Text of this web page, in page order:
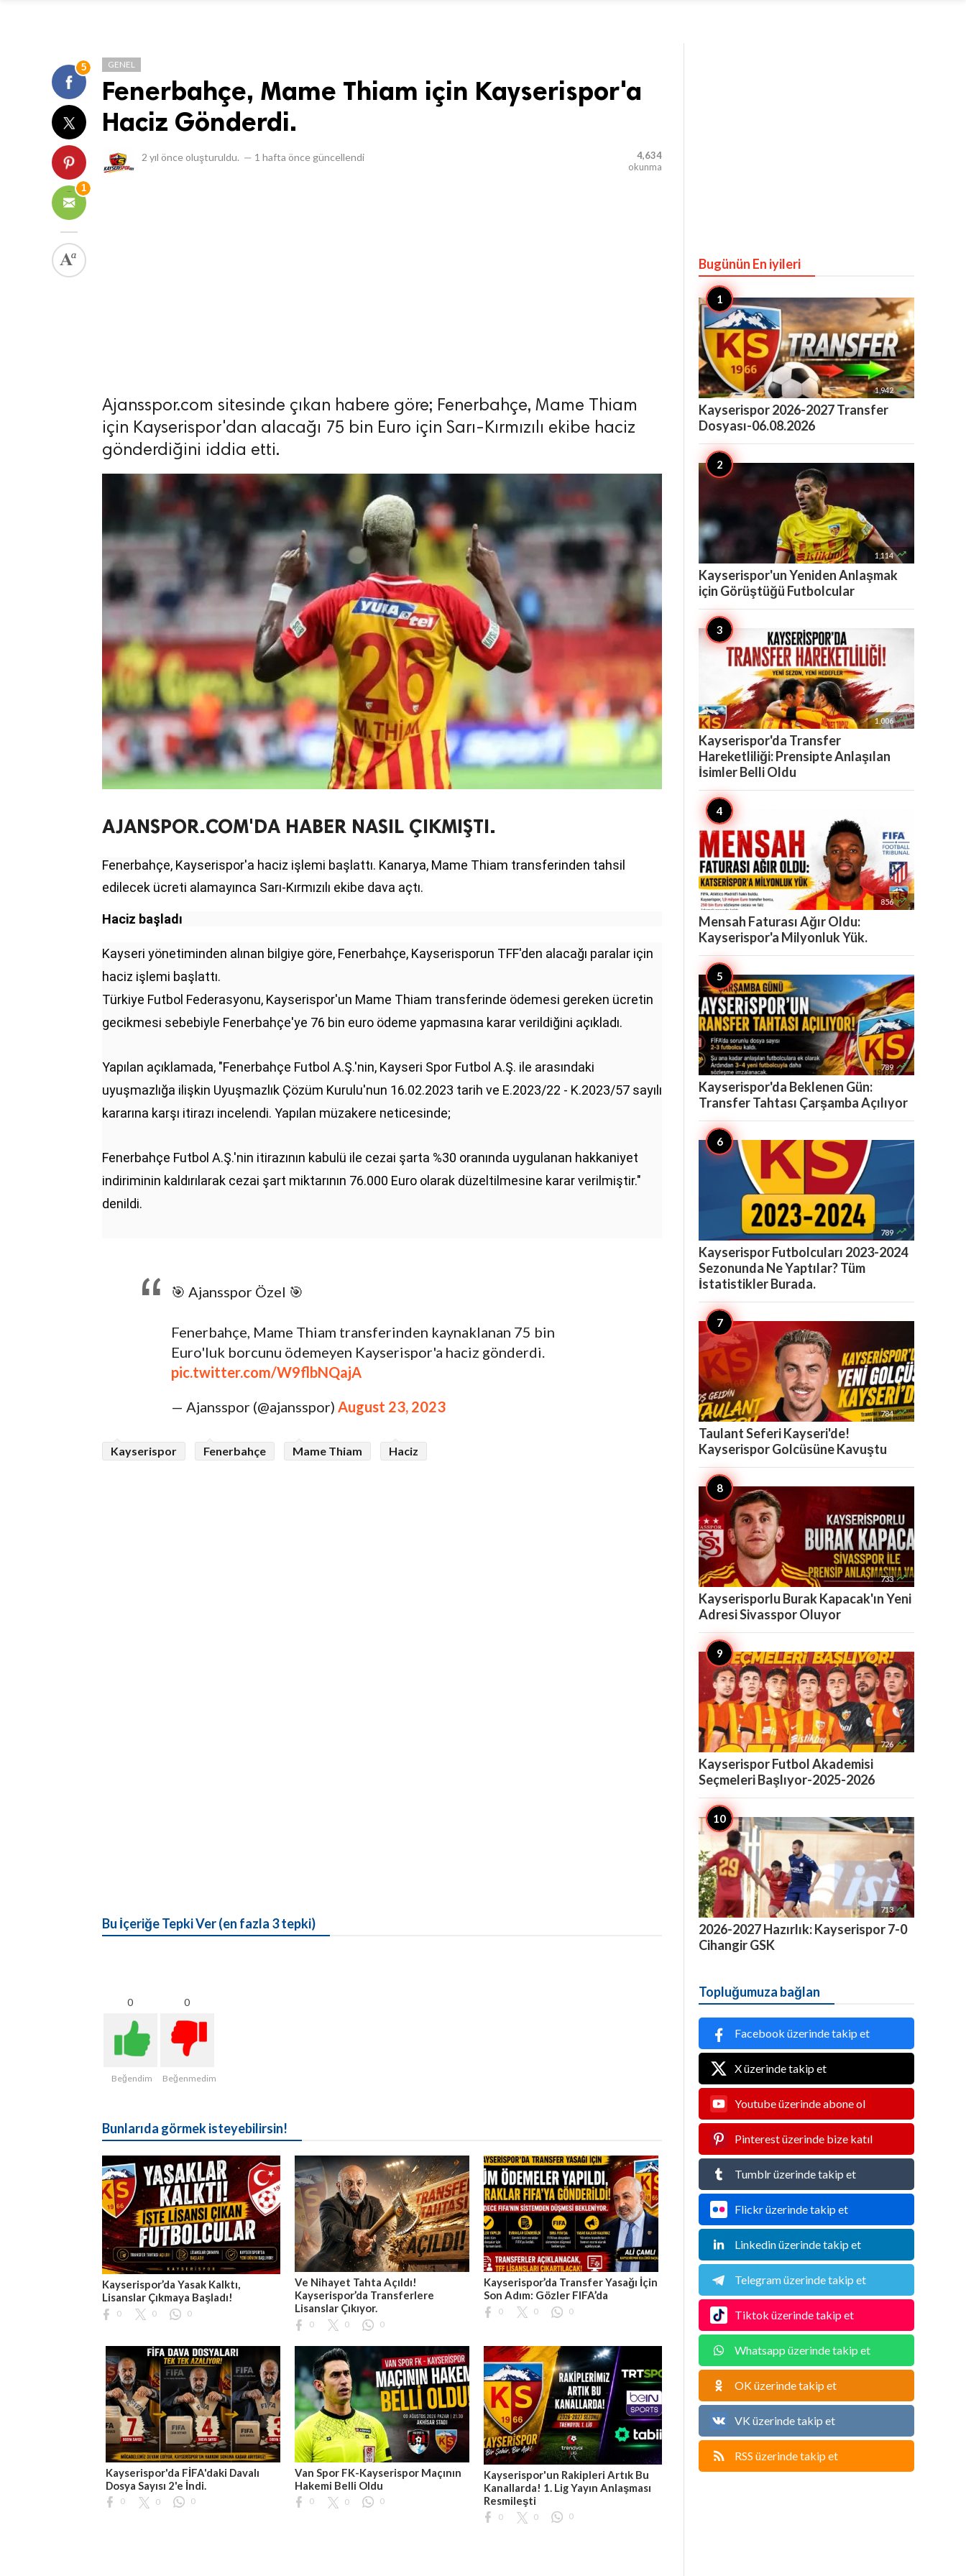
5
1
GENEL
Fenerbahçe, Mame Thiam için Kayserispor'a
Haciz Gönderdi.
2 yıl önce oluşturuldu. — 1 hafta önce güncellendi
4,634
okunma
Ajansspor.com sitesinde çıkan habere göre; Fenerbahçe, Mame Thiam
için Kayserispor'dan alacağı 75 bin Euro için Sarı-Kırmızılı ekibe haciz
gönderdiğini iddia etti.
AJANSPOR.COM'DA HABER NASIL ÇIKMIŞTI.
Fenerbahçe, Kayserispor'a haciz işlemi başlattı. Kanarya, Mame Thiam transferinden tahsil
edilecek ücreti alamayınca Sarı-Kırmızılı ekibe dava açtı.
Haciz başladı
Kayseri yönetiminden alınan bilgiye göre, Fenerbahçe, Kayserisporun TFF'den alacağı paralar için
haciz işlemi başlattı.
Türkiye Futbol Federasyonu, Kayserispor'un Mame Thiam transferinde ödemesi gereken ücretin
gecikmesi sebebiyle Fenerbahçe'ye 76 bin euro ödeme yapmasına karar verildiğini açıkladı.
Yapılan açıklamada, "Fenerbahçe Futbol A.Ş.'nin, Kayseri Spor Futbol A.Ş. ile arasındaki
uyuşmazlığa ilişkin Uyuşmazlık Çözüm Kurulu'nun 16.02.2023 tarih ve E.2023/22 - K.2023/57 sayılı
kararına karşı itirazı incelendi. Yapılan müzakere neticesinde;
Fenerbahçe Futbol A.Ş.'nin itirazının kabulü ile cezai şarta %30 oranında uygulanan hakkaniyet
indiriminin kaldırılarak cezai şart miktarının 76.000 Euro olarak düzeltilmesine karar verilmiştir."
denildi.
🎯 Ajansspor Özel 🎯
Fenerbahçe, Mame Thiam transferinden kaynaklanan 75 bin
Euro'luk borcunu ödemeyen Kayserispor'a haciz gönderdi.
pic.twitter.com/W9flbNQajA
— Ajansspor (@ajansspor) August 23, 2023
Kayserispor Fenerbahçe Mame Thiam Haciz
Bu İçeriğe Tepki Ver (en fazla 3 tepki)
0
Beğendim
0
Beğenmedim
Bunlarıda görmek isteyebilirsin!
Kayserispor’da Yasak Kalktı,
Lisanslar Çıkmaya Başladı!
0 0 0
Ve Nihayet Tahta Açıldı!
Kayserispor’da Transferlere
Lisanslar Çıkıyor.
0 0 0
Kayserispor’da Transfer Yasağı İçin
Son Adım: Gözler FIFA’da
0 0 0
Kayserispor'da FİFA'daki Davalı
Dosya Sayısı 2'e İndi.
0 0 0
Van Spor FK-Kayserispor Maçının
Hakemi Belli Oldu
0 0 0
Kayserispor'un Rakipleri Artık Bu
Kanallarda! 1. Lig Yayın Anlaşması
Resmileşti
0 0 0
Bugünün En iyileri
1,942 
Kayserispor 2026-2027 Transfer
Dosyası-06.08.2026
1,114 
Kayserispor'un Yeniden Anlaşmak
için Görüştüğü Futbolcular
1,006 
Kayserispor'da Transfer
Hareketliliği: Prensipte Anlaşılan
İsimler Belli Oldu
856 
Mensah Faturası Ağır Oldu:
Kayserispor'a Milyonluk Yük.
789 
Kayserispor'da Beklenen Gün:
Transfer Tahtası Çarşamba Açılıyor
789 
Kayserispor Futbolcuları 2023-2024
Sezonunda Ne Yaptılar? Tüm
İstatistikler Burada.
784 
Taulant Seferi Kayseri'de!
Kayserispor Golcüsüne Kavuştu
733 
Kayserisporlu Burak Kapacak'ın Yeni
Adresi Sivasspor Oluyor
726 
Kayserispor Futbol Akademisi
Seçmeleri Başlıyor-2025-2026
713 
2026-2027 Hazırlık: Kayserispor 7-0
Cihangir GSK
Topluğumuza bağlan
Facebook üzerinde takip et
X üzerinde takip et
Youtube üzerinde abone ol
Pinterest üzerinde bize katıl
Tumblr üzerinde takip et
Flickr üzerinde takip et
Linkedin üzerinde takip et
Telegram üzerinde takip et
Tiktok üzerinde takip et
Whatsapp üzerinde takip et
OK üzerinde takip et
VK üzerinde takip et
RSS üzerinde takip et